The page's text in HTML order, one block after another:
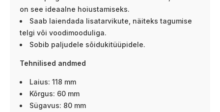
on see ideaalne hoiustamiseks.
Saab laiendada lisatarvikute, näiteks tagumise
telgi või voodimooduliga.
Sobib paljudele sõidukitüüpidele.
Tehnilised andmed
Laius: 118 mm
Kõrgus: 60 mm
Sügavus: 80 mm